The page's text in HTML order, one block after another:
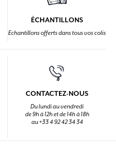
ÉCHANTILLONS
Echantillons offerts dans tous vos colis
CONTACTEZ-NOUS
Du lundi au vendredi
de 9h à 12h et de 14h à 18h
au +33 4 92 42 34 34